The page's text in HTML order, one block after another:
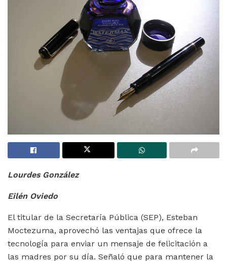
Lourdes González
Eilén Oviedo
El titular de la Secretaría Pública (SEP), Esteban
Moctezuma, aprovechó las ventajas que ofrece la
tecnología para enviar un mensaje de felicitación a
las madres por su día. Señaló que para mantener la